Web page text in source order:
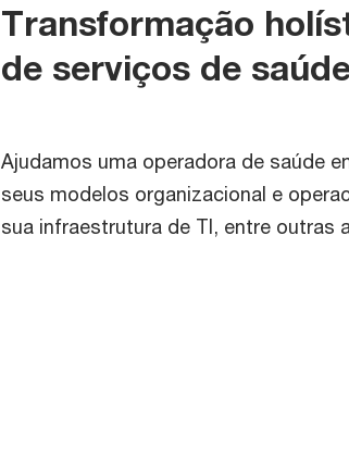
Transformação
de serviços de
Ajudamos uma operadora de saúde
seus modelos organizacional e
sua infraestrutura de TI, entre outras